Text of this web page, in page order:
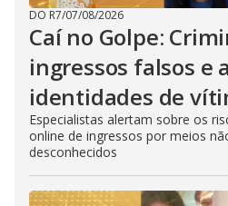
DO R7/07/08/2026
Caí no Golpe:
ingressos falsos e
identidades de
Especialistas alertam sobre os
online de ingressos por meios
desconhecidos